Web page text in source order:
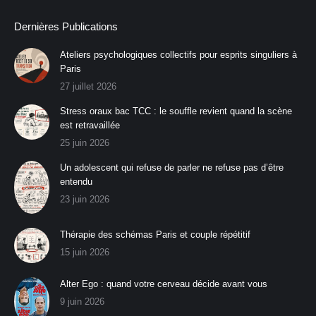
Dernières Publications
Ateliers psychologiques collectifs pour esprits singuliers à
Paris
27 juillet 2026
Stress oraux bac TCC : le souffle revient quand la scène
est retravaillée
25 juin 2026
Un adolescent qui refuse de parler ne refuse pas d’être
entendu
23 juin 2026
Thérapie des schémas Paris et couple répétitif
15 juin 2026
Alter Ego : quand votre cerveau décide avant vous
9 juin 2026